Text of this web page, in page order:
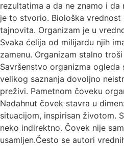
rezultatima a da ne znamo i
je to stvorio. Biološka
tajnovita. Organizam je u
Svaka ćelija od milijardu njih
zamenu. Organizam stalno
Savršenstvo organizma
velikog saznanja dovoljno
preživi. Pametnom čoveku
Nadahnut čovek stavra u
situacijom, inspirisan životom.
neko indirektno. Čovek nije
usamljen.Često se autori